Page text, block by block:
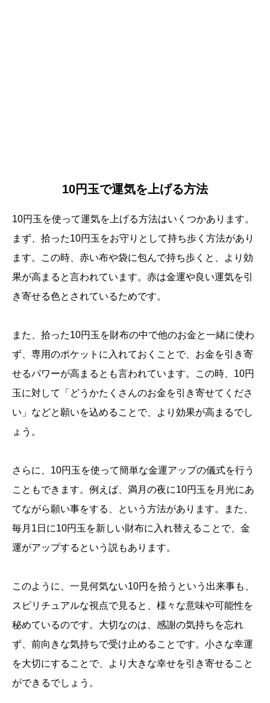
10円玉で運気を上げる方法
10円玉を使って運気を上げる方法はいくつかあります。
まず、拾った10円玉をお守りとして持ち歩く方法があり
ます。この時、赤い布や袋に包んで持ち歩くと、より効
果が高まると言われています。赤は金運や良い運気を引
き寄せる色とされているためです。
また、拾った10円玉を財布の中で他のお金と一緒に使わ
ず、専用のポケットに入れておくことで、お金を引き寄
せるパワーが高まるとも言われています。この時、10円
玉に対して「どうかたくさんのお金を引き寄せてくださ
い」などと願いを込めることで、より効果が高まるでし
ょう。
さらに、10円玉を使って簡単な金運アップの儀式を行う
こともできます。例えば、満月の夜に10円玉を月光にあ
てながら願い事をする、という方法があります。また、
毎月1日に10円玉を新しい財布に入れ替えることで、金
運がアップするという説もあります。
このように、一見何気ない10円を拾うという出来事も、
スピリチュアルな視点で見ると、様々な意味や可能性を
秘めているのです。大切なのは、感謝の気持ちを忘れ
ず、前向きな気持ちで受け止めることです。小さな幸運
を大切にすることで、より大きな幸せを引き寄せること
ができるでしょう。